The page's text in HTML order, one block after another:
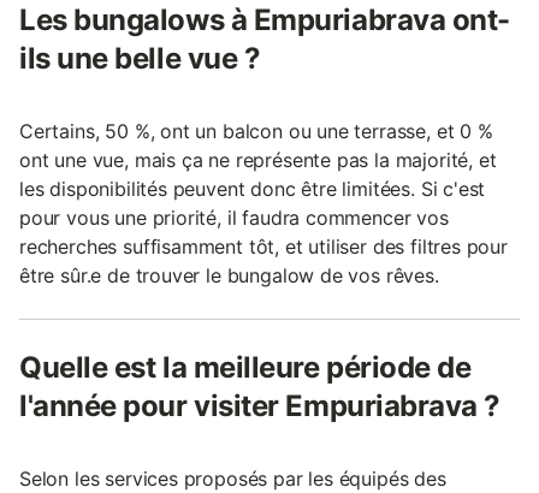
Les bungalows à Empuriabrava ont-
ils une belle vue ?
Certains, 50 %, ont un balcon ou une terrasse, et 0 %
ont une vue, mais ça ne représente pas la majorité, et
les disponibilités peuvent donc être limitées. Si c'est
pour vous une priorité, il faudra commencer vos
recherches suffisamment tôt, et utiliser des filtres pour
être sûr.e de trouver le bungalow de vos rêves.
Quelle est la meilleure période de
l'année pour visiter Empuriabrava ?
Selon les services proposés par les équipés des